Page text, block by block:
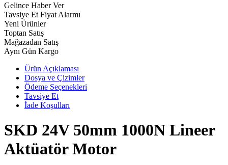
Gelince Haber Ver
Tavsiye Et Fiyat Alarmı
Yeni Ürünler
Toptan Satış
Mağazadan Satış
Aynı Gün Kargo
Ürün Açıklaması
Dosya ve Çizimler
Ödeme Seçenekleri
Tavsiye Et
İade Koşulları
SKD 24V 50mm 1000N Lineer
Aktüatör Motor